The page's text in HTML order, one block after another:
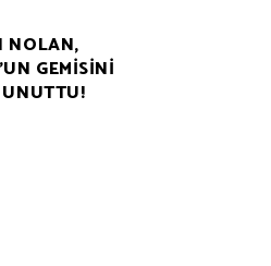
NOLAN,
GEMİSİNİ